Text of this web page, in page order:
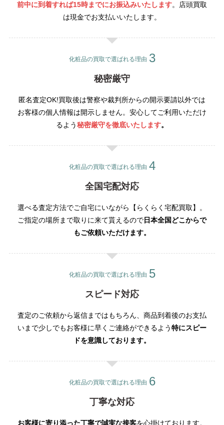
前中に到着すれば15時までにお振込みいたします。店頭買取
は現金でお支払いいたします。
化粧品の買取で選ばれる理由
秘密厳守
匿名査定OK!買取後は警察や裁判所からの開示要請以外では
お客様の個人情報は開示しません。安心してご利用いただけ
るよう秘密厳守を徹底いたします。
化粧品の買取で選ばれる理由
全国宅配対応
選べる査定方法でご自宅にいながら【らくらく宅配買取】。
ご指定の場所まで取りに来て貰えるので日本全国どこからで
もご依頼いただけます。
化粧品の買取で選ばれる理由
スピード対応
査定のご依頼から返信まではもちろん、商品到着後のお支払
いまで少しでもお客様に早くご連絡ができるよう特にスピー
ドを意識しております。
化粧品の買取で選ばれる理由
丁寧な対応
お客様に寄り添った丁寧で誠実な接客を心掛けております。